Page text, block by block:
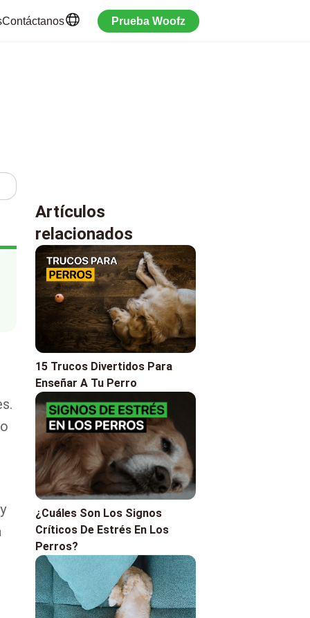
Contáctanos Prueba Woofz
Artículos
relacionados
15 Trucos Divertidos Para
Enseñar A Tu Perro
¿Cuáles Son Los Signos
Críticos De Estrés En Los
Perros?